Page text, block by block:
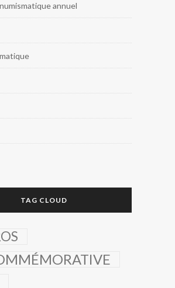
annuel
TAG CLOUD